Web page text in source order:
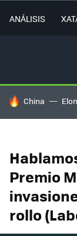
ANÁLISIS
HOY SE
China
Premio
rollo